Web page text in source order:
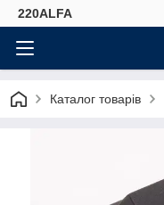
220ALFA
Каталог товарів